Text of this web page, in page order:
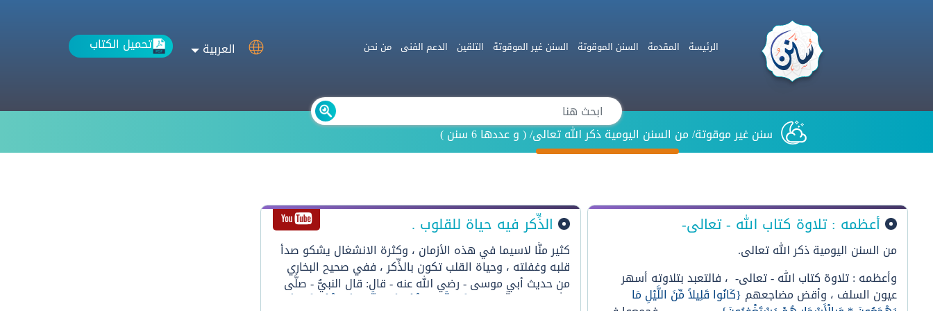
الرئيسة المقدمة السنن الموقوتة السنن غير الموقوتة التلقين الدعم الفنى من نحن العربية تحميل الكتاب
سنن غير موقوتة/من السنن اليومية ذكر الله تعالى/(و عددها6سنن)
أعظمه : تلاوة كتاب الله - تعالى-
من السنن اليومية ذكر الله تعالى.
وأعظمه :تلاوة كتاب الله - تعالى- ، فالتعبد بتلاوته أسهر
عيون السلف ، وأقض مضاجعهم {كَانُوا قَلِيلاًمِّنَ اللَّيْلِ مَا
الذِّكر فيه حياة للقلوب .
كثير منَّا لاسيما في هذه الأزمان ، وكثرة الانشغال يشكو صدأ
قلبه وغفلته ، وحياة القلب تكون بالذِّكر ، ففي صحيح البخاري
من حديث أبي موسى - رضي الله عنه - قال: قال النبيُّ - صلَّى
الله عليه وسلَّم - : مَثَلُ الَّذِي يَذْكُرُ رَبَّهُ وَالَّذِي لَا يَذْكُرُ رَبَّهُ مَثَلُ